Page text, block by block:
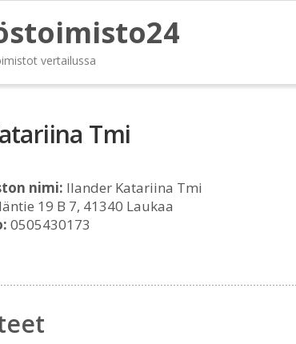
vertailussa
Tmi
nimi: Ilander Katariina Tmi
19 B 7, 41340 Laukaa
0505430173